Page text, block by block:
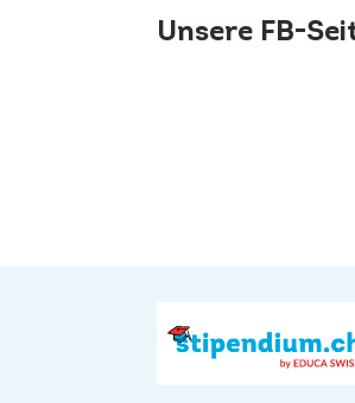
Unsere FB-